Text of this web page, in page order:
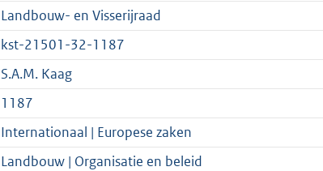
t
e
:
2
b
t
t
:
K
b
Landbouw- en Visserijraad
kst-21501-32-1187
S.A.M. Kaag
1187
Internationaal | Europese zaken
Landbouw | Organisatie en beleid